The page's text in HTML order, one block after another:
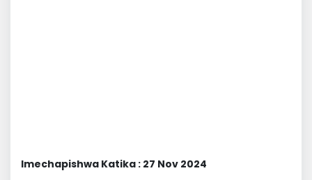
Imechapishwa Katika : 27 Nov 2024